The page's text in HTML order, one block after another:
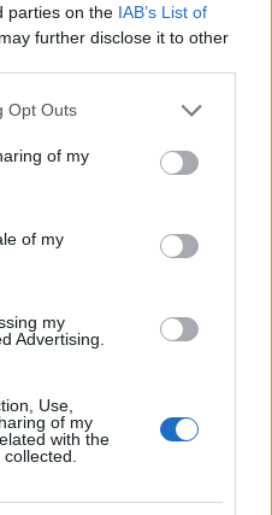
parties on the IAB’s List of
further disclose it to other
uses one or more Google
behaviour. You may click to
and its third-party tags to
purposes in below Google
Opt Outs
of my
of my
my
Advertising.
Use,
of my
with the
τα νέα για τα